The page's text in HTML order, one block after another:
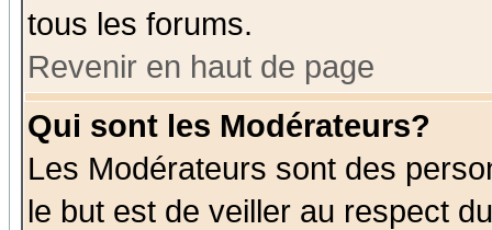
tous les forums.
Revenir en haut de page
Qui sont les Modérateurs?
Les Modérateurs sont des
le but est de veiller au respect